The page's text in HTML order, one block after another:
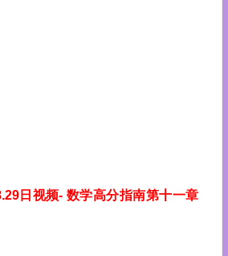
日视频- 数学高分指南第十一章